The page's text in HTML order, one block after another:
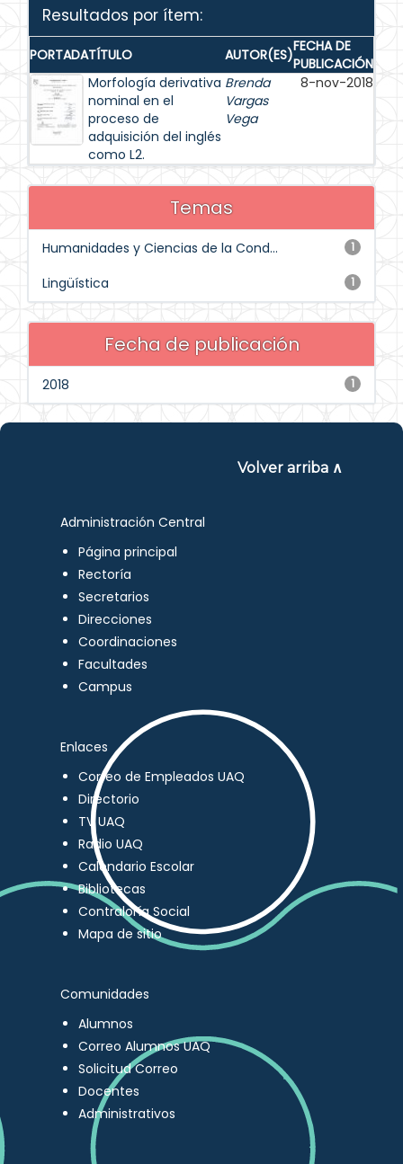
Resultados por ítem:
PORTADATÍTULO AUTOR(ES)FECHA DE
PUBLICACIÓN
Morfología derivativa
nominal en el
proceso de
adquisición del inglés
como L2.
Brenda
Vargas
Vega
8-nov-2018
Temas
1
Humanidades y Ciencias de la Cond...
1
Lingüística
Fecha de publicación
1
2018
Volver arriba ∧
Administración Central
Página principal
Rectoría
Secretarios
Direcciones
Coordinaciones
Facultades
Campus
Enlaces
Correo de Empleados UAQ
Directorio
TV UAQ
Radio UAQ
Calendario Escolar
Bibliotecas
Contraloría Social
Mapa de sitio
Comunidades
Alumnos
Correo Alumnos UAQ
Solicitud Correo
Docentes
Administrativos